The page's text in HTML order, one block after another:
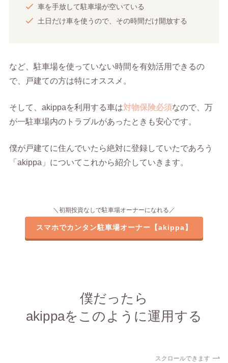
車を手放して駐車場が空いている
土日だけ車を使うので、その時間だけ開放する
など、駐車場を使っていない時間を有効活用できるの
で、戸建ての方は特にオススメ。
そして、akippaを利用する車は対物保険必須なので、万
が一駐車場内のトラブルがあったときも安心です。
僕が戸建てに住んでいたら絶対に登録していたであろう
「akippa」についてこれから紹介していきます。
＼初期投資なしで駐車場オーナーになれる／
スマホでカンタン駐車場オーナー【akippa】
僕だったら
akippaをこのように運用する
スクロールできます